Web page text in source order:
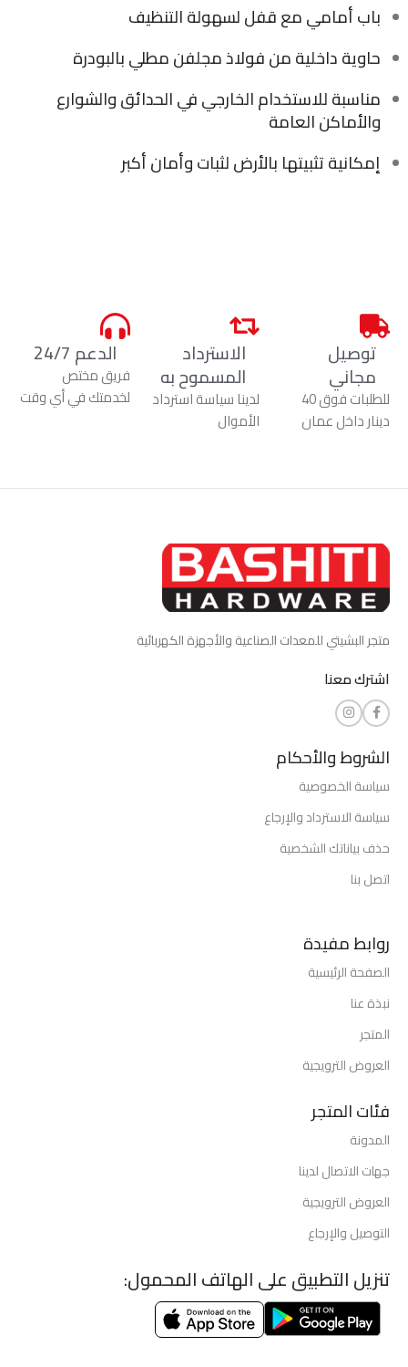
باب أمامي مع قفل لسهولة التنظيف
حاوية داخلية من فولاذ مجلفن مطلي بالبودرة
مناسبة للاستخدام الخارجي في الحدائق والشوارع
والأماكن العامة
إمكانية تثبيتها بالأرض لثبات وأمان أكبر
توصيل
مجاني
للطلبات فوق 40
دينار داخل عمان
الاسترداد
المسموح به
لدينا سياسة استرداد
الأموال
الدعم 24/7
فريق مختص
لخدمتك في أي وقت
متجر البشيتي للمعدات الصناعية والأجهزة الكهربائية
اشترك معنا
الشروط والأحكام
سياسة الخصوصية
سياسة الاسترداد والإرجاع
حذف بياناتك الشخصية
اتصل بنا
روابط مفيدة
الصفحة الرئيسية
نبذة عنا
المتجر
العروض الترويجية
فئات المتجر
المدونة
جهات الاتصال لدينا
العروض الترويجية
التوصيل والإرجاع
تنزيل التطبيق على الهاتف المحمول: